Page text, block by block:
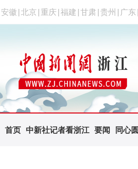
安徽 北京 重庆 福建 甘肃 贵州 广东
首页 中新社记者看浙江 要闻 同心圆